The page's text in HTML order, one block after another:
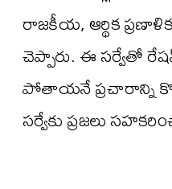
రాజకీయ, ఆర్థిక
చెప్పారు. ఈ సర్వేతో రేషన్
పోతాయనే ప్రచారాన్ని
సర్వేకు ప్రజలు